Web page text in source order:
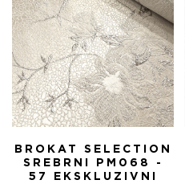
BROKAT SELECTION
SREBRNI PM068 -
57 EKSKLUZIVNI